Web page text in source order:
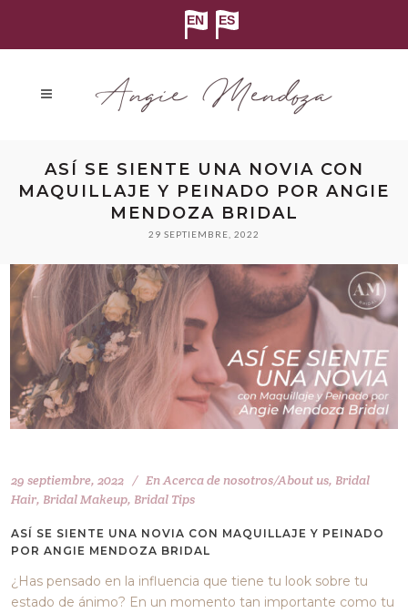
ASÍ SE SIENTE UNA NOVIA CON
MAQUILLAJE Y PEINADO POR ANGIE
MENDOZA BRIDAL
29 SEPTIEMBRE, 2022
29 septiembre, 2022 EnAcerca de nosotros/About us, Bridal
Hair, Bridal Makeup, Bridal Tips
ASÍ SE SIENTE UNA NOVIA CON MAQUILLAJE Y PEINADO
POR ANGIE MENDOZA BRIDAL
¿Has pensado en la influencia que tiene tu look sobre tu
estado de ánimo? En un momento tan importante como tu